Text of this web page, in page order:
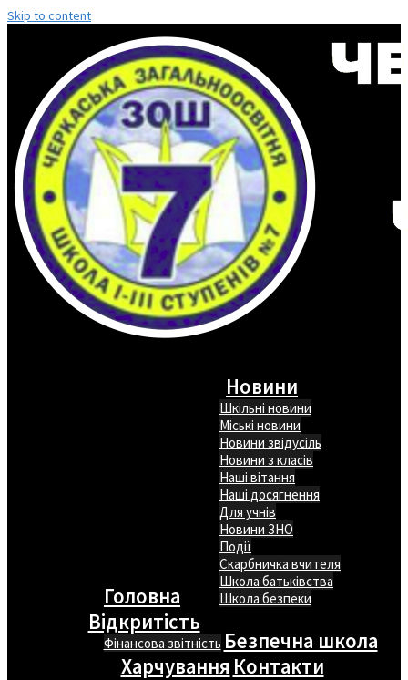
Skip to content
Головна
Новини
Шкільні новини
Міські новини
Новини звідусіль
Новини з класів
Наші вітання
Наші досягнення
Для учнів
Новини ЗНО
Події
Скарбничка вчителя
Школа батьківства
Школа безпеки
Відкритість
Фінансова звітність Безпечна школа
Харчування Контакти